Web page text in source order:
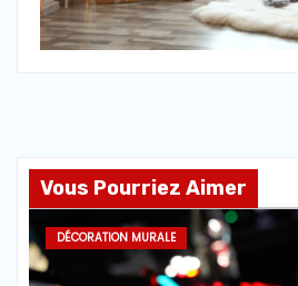
Vous Pourriez Aimer
DÉCORATION MURALE